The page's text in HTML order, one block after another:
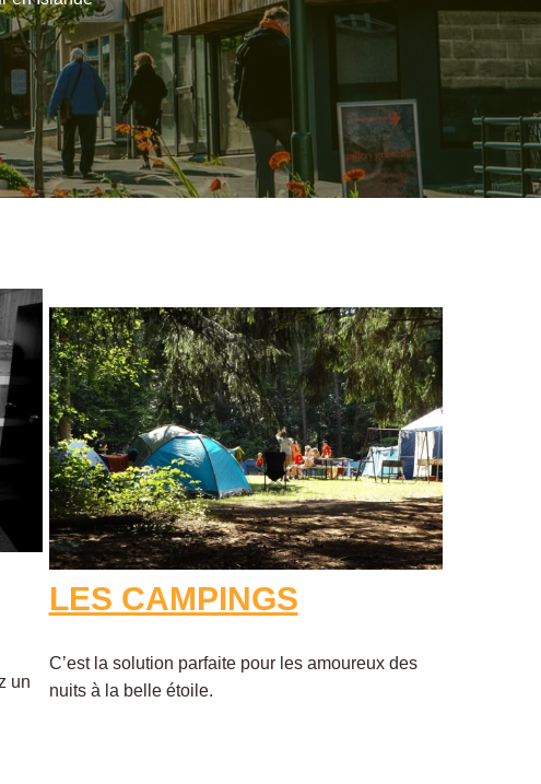
un
LES CAMPINGS
C’est la solution parfaite pour les amoureux des
nuits à la belle étoile.